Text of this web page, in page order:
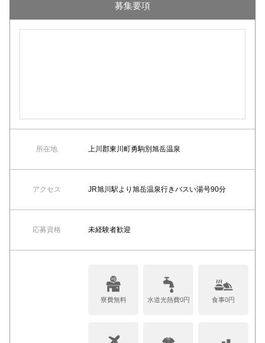
募集要項
所在地 上川郡東川町勇駒別旭岳温泉
アクセス JR旭川駅より旭岳温泉行きバスい湯号90分
応募資格 未経験者歓迎
寮費無料 水道光熱費0円 食事0円